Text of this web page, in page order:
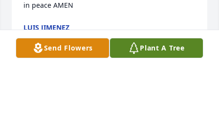
in peace AMEN
LUIS JIMENEZ
Nov 17, 2024
Send Flowers Plant A Tree